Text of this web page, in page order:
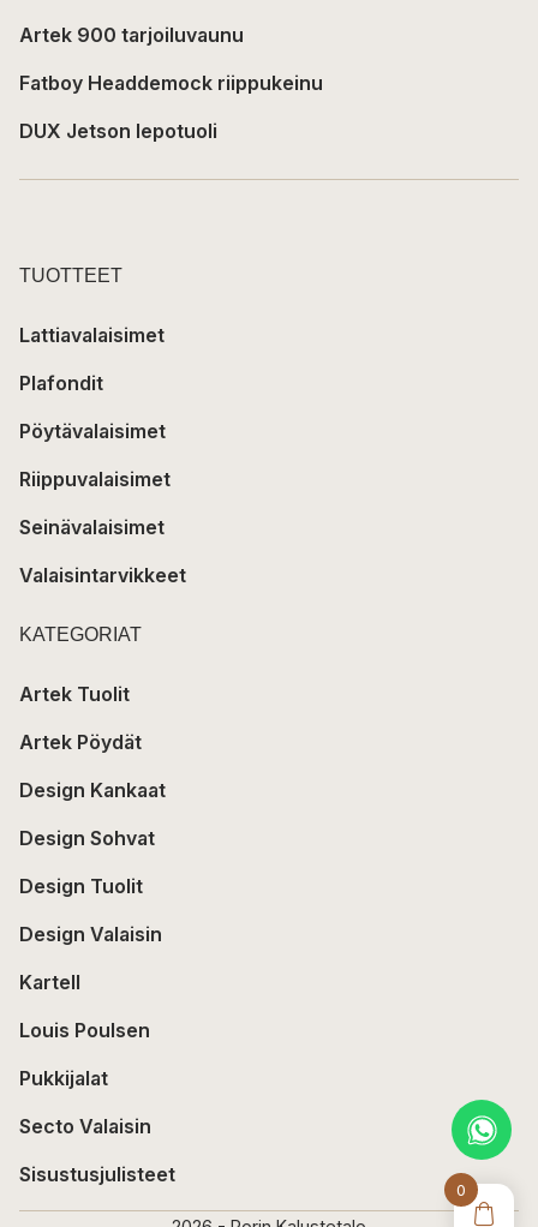
0
Artek 900 tarjoiluvaunu
Fatboy Headdemock riippukeinu
DUX Jetson lepotuoli
TUOTTEET
Lattiavalaisimet
Plafondit
Pöytävalaisimet
Riippuvalaisimet
Seinävalaisimet
Valaisintarvikkeet
KATEGORIAT
Artek Tuolit
Artek Pöydät
Design Kankaat
Design Sohvat
Design Tuolit
Design Valaisin
Kartell
Louis Poulsen
Pukkijalat
Secto Valaisin
Sisustusjulisteet